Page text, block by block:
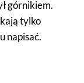
górnikiem.
tylko
napisać.